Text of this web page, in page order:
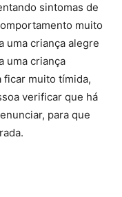
sintomas de
muito
uma criança alegre
uma criança
muito tímida,
verificar que há
para que